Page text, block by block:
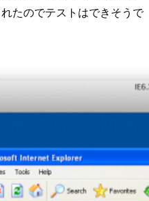
たのでテストはできそうで